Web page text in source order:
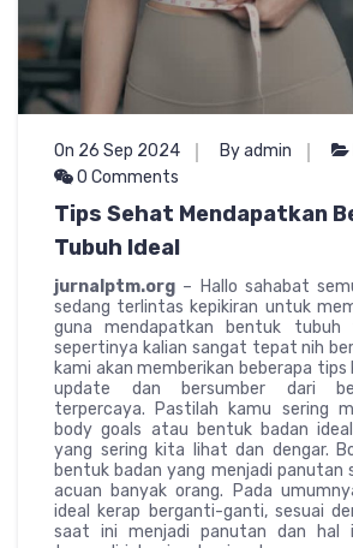
On 26 Sep 2024 By admin
0 Comments
Tips Sehat Mendapatkan
Tubuh Ideal
jurnalptm.org – Hallo sahabat
sedang terlintas kepikiran untuk
guna mendapatkan bentuk tubuh
sepertinya kalian sangat tepat nih
kami akan memberikan beberapa tips
update dan bersumber dari
terpercaya. Pastilah kamu sering
body goals atau bentuk badan
yang sering kita lihat dan dengar.
bentuk badan yang menjadi panutan
acuan banyak orang. Pada
ideal kerap berganti-ganti, sesuai
saat ini menjadi panutan dan hal